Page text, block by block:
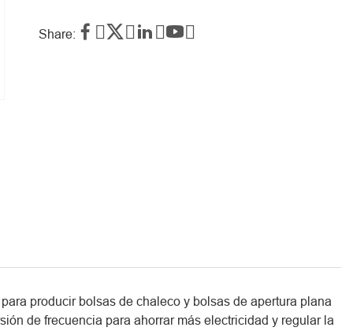
Share:    
producir bolsas de chaleco y bolsas de apertura plana
de frecuencia para ahorrar más electricidad y regular la